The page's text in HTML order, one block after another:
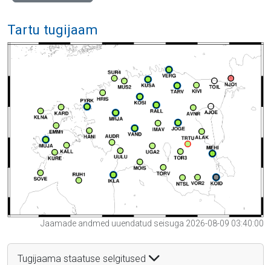
Tartu tugijaam
Jaamade andmed uuendatud seisuga 2026-08-09 03:40:00
Tugijaama staatuse selgitused